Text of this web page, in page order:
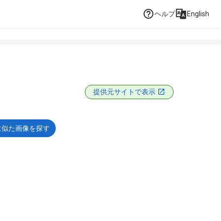
ヘルプ English
提供元サイトで表示
た画像を探す